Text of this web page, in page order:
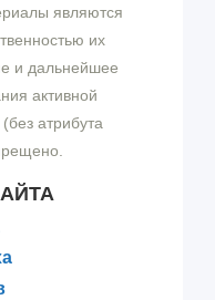
являются
их
и дальнейшее
активной
атрибута